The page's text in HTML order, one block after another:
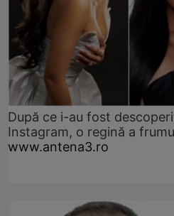
După ce i-au fost
Instagram, o regină a
www.antena3.ro